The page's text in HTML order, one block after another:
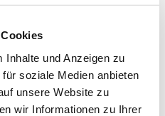
Inhalte und Anzeigen zu
soziale Medien anbieten
unsere Website zu
wir Informationen zu Ihrer
Sie auch